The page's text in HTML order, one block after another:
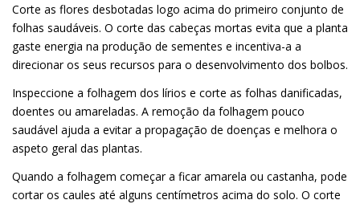
Corte as flores desbotadas logo acima do primeiro conjunto de
folhas saudáveis. O corte das cabeças mortas evita que a planta
gaste energia na produção de sementes e incentiva-a a
direcionar os seus recursos para o desenvolvimento dos bolbos.
Inspeccione a folhagem dos lírios e corte as folhas danificadas,
doentes ou amareladas. A remoção da folhagem pouco
saudável ajuda a evitar a propagação de doenças e melhora o
aspeto geral das plantas.
Quando a folhagem começar a ficar amarela ou castanha, pode
cortar os caules até alguns centímetros acima do solo. O corte